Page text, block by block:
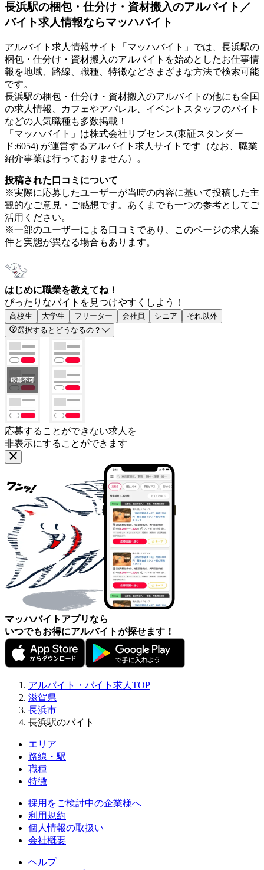
長浜駅の梱包・仕分け・資材搬入のアルバイト／
バイト求人情報ならマッハバイト
アルバイト求人情報サイト「マッハバイト」では、長浜駅の
梱包・仕分け・資材搬入のアルバイトを始めとしたお仕事情
報を地域、路線、職種、特徴などさまざまな方法で検索可能
です。
長浜駅の梱包・仕分け・資材搬入のアルバイトの他にも全国
の求人情報、カフェやアパレル、イベントスタッフのバイト
などの人気職種も多数掲載！
「マッハバイト」は株式会社リブセンス(東証スタンダー
ド:6054) が運営するアルバイト求人サイトです（なお、職業
紹介事業は行っておりません）。
投稿された口コミについて
※実際に応募したユーザーが当時の内容に基いて投稿した主
観的なご意見・ご感想です。あくまでも一つの参考としてご
活用ください。
※一部のユーザーによる口コミであり、このページの求人案
件と実態が異なる場合もあります。
はじめに職業を教えてね！
ぴったりなバイトを見つけやすくしよう！
高校生 大学生 フリーター 会社員 シニア
それ以外
選択するとどうなるの？
応募することができない求人を
非表示にすることができます
マッハバイトアプリなら
いつでもお得にアルバイトが探せます！
アルバイト・バイト求人TOP
滋賀県
長浜市
長浜駅のバイト
エリア
路線・駅
職種
特徴
採用をご検討中の企業様へ
利用規約
個人情報の取扱い
会社概要
ヘルプ